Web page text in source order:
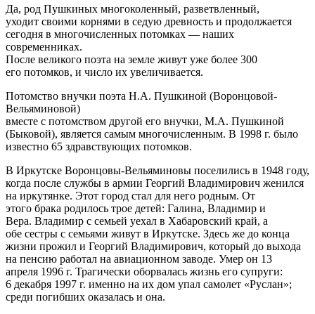
Да, род Пушкиных многоколенный, разветвленный,
уходит своими корнями в седую древность и продолжается
сегодня в многочисленных потомках — наших
современниках.
После великого поэта на земле живут уже более 300
его потомков, и число их увеличивается.
Потомство внучки поэта Н.А. Пушкиной (Воронцовой-
Вельяминовой)
вместе с потомством другой его внучки, М.А. Пушкиной
(Быковой), является самым многочисленным. В 1998 г. было
известно 65 здравствующих потомков.
В Иркутске Воронцовы-Вельяминовы поселились в 1948 году,
когда после службы в армии Георгий Владимирович женился
на иркутянке. Этот город стал для него родным. От
этого брака родилось трое детей: Галина, Владимир и
Вера. Владимир с семьей уехал в Хабаровский край, а
обе сестры с семьями живут в Иркутске. Здесь же до конца
жизни прожил и Георгий Владимирович, который до выхода
на пенсию работал на авиационном заводе. Умер он 13
апреля 1996 г. Трагически оборвалась жизнь его супруги:
6 декабря 1997 г. именно на их дом упал самолет «Руслан»;
среди погибших оказалась и она.